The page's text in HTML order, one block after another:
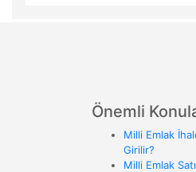
Önemli
Milli Emlak
Girilir?
Milli Emlak